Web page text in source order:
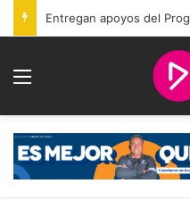
Menu